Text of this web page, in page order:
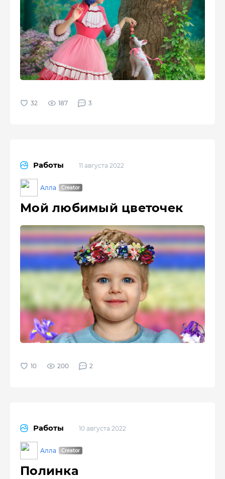
187 3
Работы 11 августа 2022
Алла
Мой любимый цветочек
200 2
Работы 10 августа 2022
Алла
Полинка